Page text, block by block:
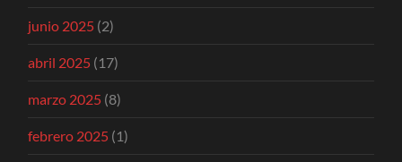
junio 2025 (2)
abril 2025 (17)
marzo 2025 (8)
febrero 2025 (1)